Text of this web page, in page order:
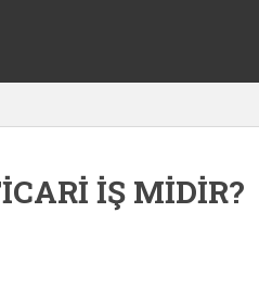
İŞ MİDİR?